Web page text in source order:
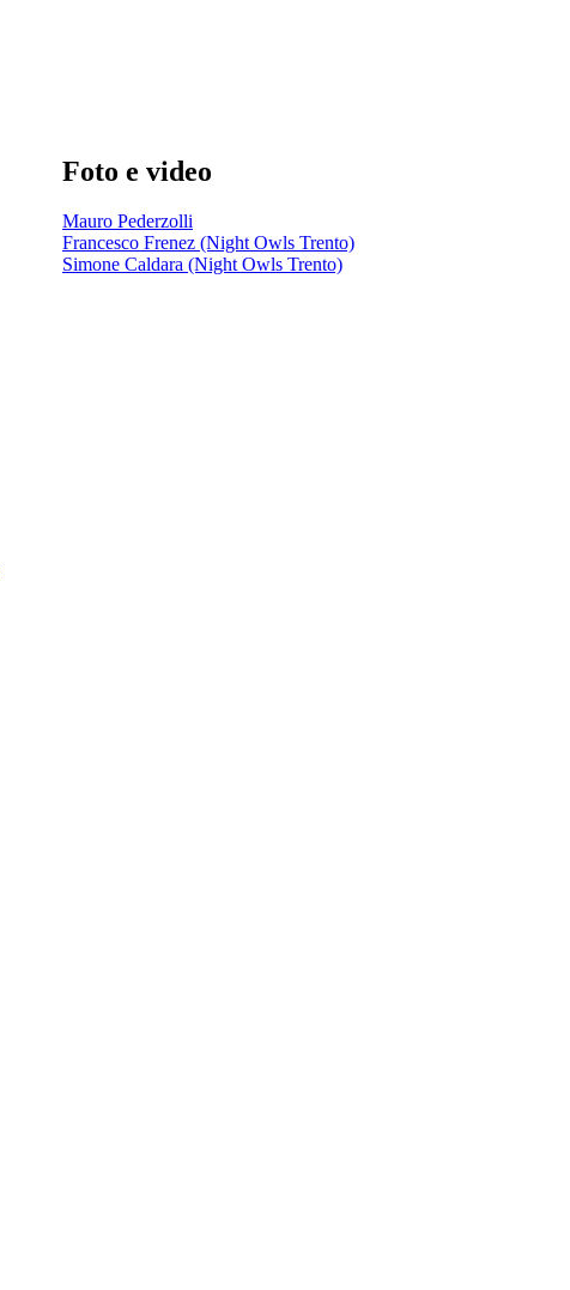
Foto e video
Mauro Pederzolli
Francesco Frenez (Night Owls Trento)
Simone Caldara (Night Owls Trento)